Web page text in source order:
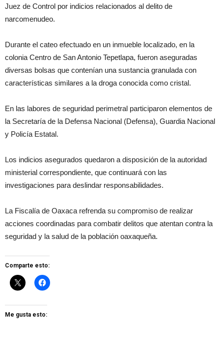
Juez de Control por indicios relacionados al delito de
narcomenudeo.
Durante el cateo efectuado en un inmueble localizado, en la
colonia Centro de San Antonio Tepetlapa, fueron aseguradas
diversas bolsas que contenían una sustancia granulada con
características similares a la droga conocida como cristal.
En las labores de seguridad perimetral participaron elementos de
la Secretaría de la Defensa Nacional (Defensa), Guardia Nacional
y Policía Estatal.
Los indicios asegurados quedaron a disposición de la autoridad
ministerial correspondiente, que continuará con las
investigaciones para deslindar responsabilidades.
La Fiscalía de Oaxaca refrenda su compromiso de realizar
acciones coordinadas para combatir delitos que atentan contra la
seguridad y la salud de la población oaxaqueña.
Comparte esto:
Me gusta esto: